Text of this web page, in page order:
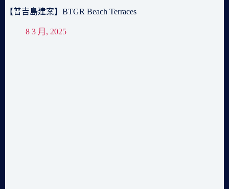
【普吉島建案】BTGR Beach Terraces
8 3 月, 2025